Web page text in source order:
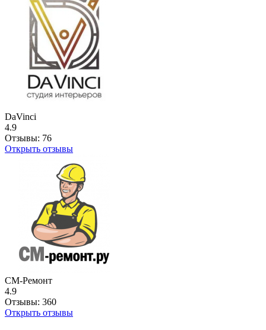
DaVinci
4.9
Отзывы: 76
Открыть отзывы
СМ-Ремонт
4.9
Отзывы: 360
Открыть отзывы